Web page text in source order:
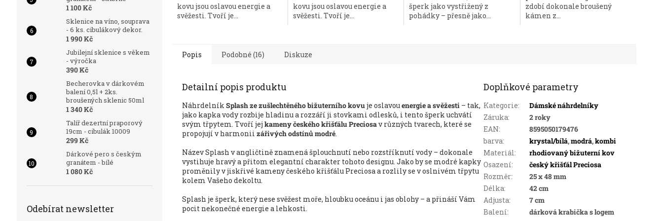
1 100 Kč
Sklenice na víno, souprava
- 6 ks. cibulákový dekor.
1 990 Kč
Jubilejní sklenice s věkem
- výročka
390 Kč
Becherovka v dárkovém
balení 0,5l + 2ks.
broušených sklenic 50ml
1 340 Kč
Talíř dezertní praporový
19cm - cibulák 10009
299 Kč
Dárkové pero s českým
granátem - bílé
1 080 Kč
Odebírat newsletter
kovu jsou oslavou energie a
svěžesti. Tvoří je...
hvězdiček.
kovu jsou oslavou energie a
svěžesti. Tvoří je...
šperk jako vystřižený z
pohádky – přesně jako...
zdobí dokonale broušený
kámen z...
Popis Podobné (16) Diskuze
Detailní popis produktu
Náhrdelník Splashze zušlechtěného bižuterního kovuje oslavouenergie a svěžesti – tak,
jako kapka vody rozbije hladinu a rozzáří ji stovkami odlesků, i tento šperk uchvátí
svým třpytem. Tvoří jej kameny českého křišťálu Preciosav různých tvarech, které se
propojují v harmonii zářivých odstínů modré.
Název Splash v angličtině znamená šplouchnutí nebo rozstříknutí vody – dokonale
vystihuje hravý a přitom elegantní charakter tohoto designu. Jako by se modré kapky
proměnily v jiskřivé kameny českého křišťálu Preciosa a rozlily se v oslnivém třpytu
kolem Vašeho dekoltu.
Splash je šperk, který nese svěžest moře, hloubku oceánu i jas oblohy – a přináší Vám
pocit nekonečné energie a lehkosti.
Doplňkové parametry
Kategorie:
Dámské náhrdelníky
Záruka:
2 roky
EAN:
8595050179476
barva: krystal/bílá,modrá,kombi
Materiál:
rhodiovaný bižuterní kov
Osazení:
český křišťál Preciosa
Rozměr:
25 x 48 mm
Délka:
42 cm
Adjusta:
7 cm
Balení: dárková krabička s logem